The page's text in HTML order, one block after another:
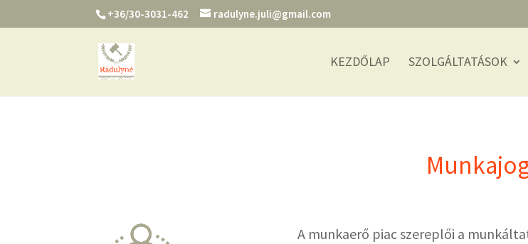
+36/30-3031-462 radulyne.juli@gmail.com
KEZDŐLAP SZOLGÁLTATÁSOK
A munkaerő piac szereplői a